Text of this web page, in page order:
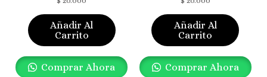
Añadir Al
Carrito
Comprar Ahora
Añadir Al
Carrito
Comprar Ahora